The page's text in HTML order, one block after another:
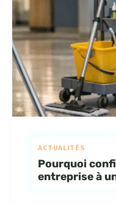
ACTUALITÉS
Pourquoi
entreprise à